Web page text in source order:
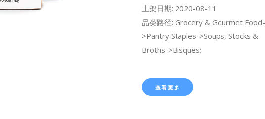
上架日期: 2020-08-11
品类路径: Grocery & Gourmet Food-
>Pantry Staples->Soups, Stocks &
Broths->Bisques;
查看更多